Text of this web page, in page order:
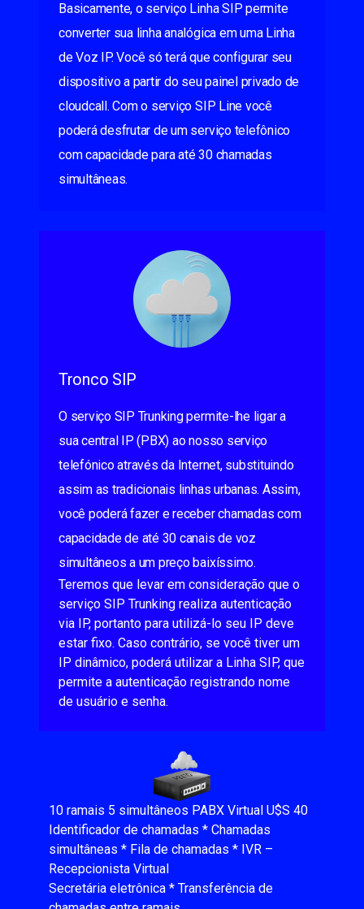
Basicamente, o serviço Linha SIP permite
converter sua linha analógica em uma Linha
de Voz IP. Você só terá que configurar seu
dispositivo a partir do seu painel privado de
cloudcall. Com o serviço SIP Line você
poderá desfrutar de um serviço telefônico
com capacidade para até 30 chamadas
simultâneas.
Tronco SIP
O serviço SIP Trunking permite-lhe ligar a
sua central IP (PBX) ao nosso serviço
telefónico através da Internet, substituindo
assim as tradicionais linhas urbanas. Assim,
você poderá fazer e receber chamadas com
capacidade de até 30 canais de voz
simultâneos a um preço baixíssimo.
Teremos que levar em consideração que o
serviço SIP Trunking realiza autenticação
via IP, portanto para utilizá-lo seu IP deve
estar fixo. Caso contrário, se você tiver um
IP dinâmico, poderá utilizar a Linha SIP, que
permite a autenticação registrando nome
de usuário e senha.
10 ramais 5 simultâneos PABX Virtual U$S 40
Identificador de chamadas * Chamadas
simultâneas * Fila de chamadas * IVR –
Recepcionista Virtual
Secretária eletrônica * Transferência de